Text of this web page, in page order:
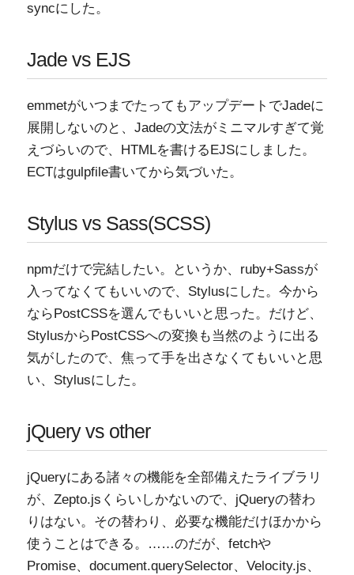
syncにした。
Jade vs EJS
emmetがいつまでたってもアップデートでJadeに
展開しないのと、Jadeの文法がミニマルすぎて覚
えづらいので、HTMLを書けるEJSにしました。
ECTはgulpfile書いてから気づいた。
Stylus vs Sass(SCSS)
npmだけで完結したい。というか、ruby+Sassが
入ってなくてもいいので、Stylusにした。今から
ならPostCSSを選んでもいいと思った。だけど、
StylusからPostCSSへの変換も当然のように出る
気がしたので、焦って手を出さなくてもいいと思
い、Stylusにした。
jQuery vs other
jQueryにある諸々の機能を全部備えたライブラリ
が、Zepto.jsくらいしかないので、jQueryの替わ
りはない。その替わり、必要な機能だけほかから
使うことはできる。……のだが、fetchや
Promise、document.querySelector、Velocity.js、